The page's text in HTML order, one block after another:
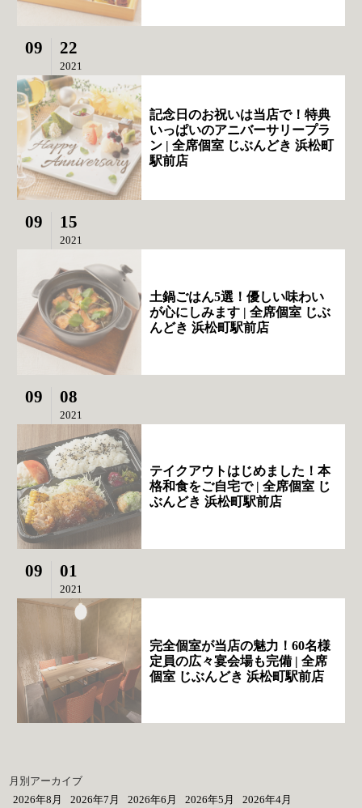
09 22
2021
記念日のお祝いは当店で！特典
いっぱいのアニバーサリープラ
ン | 全席個室 じぶんどき 浜松町
駅前店
09 15
2021
土鍋ごはん5選！優しい味わい
が心にしみます | 全席個室 じぶ
んどき 浜松町駅前店
09 08
2021
テイクアウトはじめました！本
格和食をご自宅で | 全席個室 じ
ぶんどき 浜松町駅前店
09 01
2021
完全個室が当店の魅力！60名様
定員の広々宴会場も完備 | 全席
個室 じぶんどき 浜松町駅前店
月別アーカイブ
2026年8月
2026年7月 2026年6月 2026年5月
2026年4月